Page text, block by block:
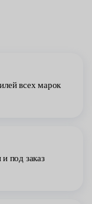
всех марок
под заказ